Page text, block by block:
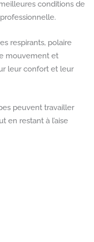
conditions de
respirants, polaire
mouvement et
leur confort et leur
peuvent travailler
en restant à l’aise